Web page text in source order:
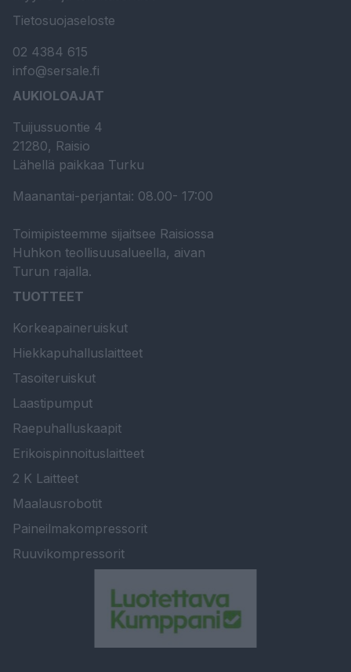
Tietosuojaseloste
02 4384 615
info@sersale.fi
AUKIOLOAJAT
Tuijussuontie 4
21280, Raisio
Lähellä paikkaa Turku
Maanantai-perjantai: 08.00- 17:00
Toimipisteemme sijaitsee Raisiossa
Huhkon teollisuusalueella, aivan
Turun rajalla.
TUOTTEET
Korkeapaineruiskut
Hiekkapuhalluslaitteet
Tasoiteruiskut
Laastipumput
Raepuhalluskaapit
Erikoispinnoituslaitteet
2 K Laitteet
Maalausrobotit
Paineilmakompressorit
Ruuvikompressorit